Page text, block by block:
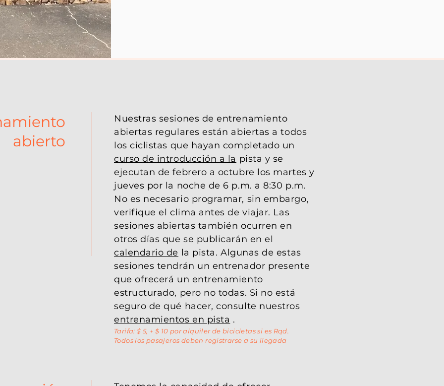
abierto
Nuestras sesiones de entrenamiento
abiertas regulares están abiertas a todos
los ciclistas que hayan completado un
curso de introducción a la pista y se
ejecutan de febrero a octubre los martes y
jueves por la noche de 6 p.m. a 8:30 p.m.
No es necesario programar, sin embargo,
verifique el clima antes de viajar. Las
sesiones abiertas también ocurren en
otros días que se publicarán en el
calendario de la pista. Algunas de estas
sesiones tendrán un entrenador presente
que ofrecerá un entrenamiento
estructurado, pero no todas. Si no está
seguro de qué hacer, consulte nuestros
entrenamientos en pista .
Tarifa: $ 5, + $ 10 por alquiler de bicicletas si es Rqd.
Todos los pasajeros deben registrarse a su llegada